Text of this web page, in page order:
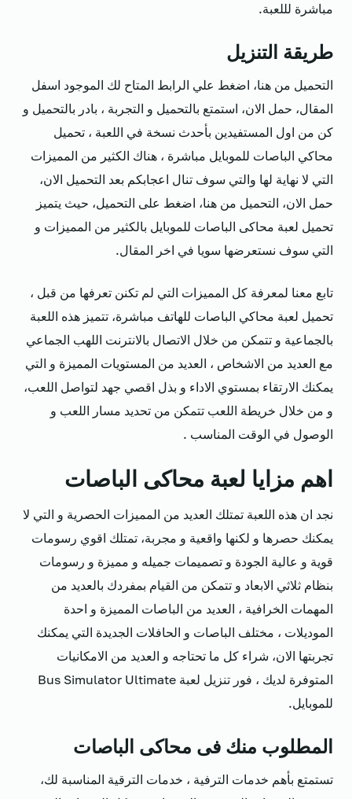
مباشرة لللعبة.
طريقة التنزيل
التحميل من هنا، اضغط علي الرابط المتاح لك الموجود اسفل
المقال، حمل الان، استمتع بالتحميل و التجربة ، بادر بالتحميل و
كن من اول المستفيدين بأحدث نسخة في اللعبة ، تحميل
محاكي الباصات للموبايل مباشرة ، هناك الكثير من المميزات
التي لا نهاية لها والتي سوف تنال اعجابكم بعد التحميل الان،
حمل الان، التحميل من هنا، اضغط على التحميل، حيث يتميز
تحميل لعبة محاكى الباصات للموبايل بالكثير من المميزات و
التي سوف نستعرضها سويا في اخر المقال.
تابع معنا لمعرفة كل المميزات التي لم تكنن تعرفها من قبل ،
تحميل لعبة محاكي الباصات للهاتف مباشرة، تتميز هذه اللعبة
بالجماعية و تتمكن من خلال الاتصال بالانترنت اللهب الجماعي
مع العديد من الاشخاص ، العديد من المستويات المميزة و التي
يمكنك الارتقاء بمستوي الاداء و بذل اقصي جهد لتواصل اللعب،
و من خلال خريطة اللعب تتمكن من تحديد مسار اللعب و
الوصول في الوقت المناسب .
اهم مزايا لعبة محاكى الباصات
نجد ان هذه اللعبة تمتلك العديد من المميزات الحصرية و التي لا
يمكنك حصرها و لكنها واقعية و مجربة، تمتلك اقوي رسومات
قوية و عالية الجودة و تصميمات جميله و مميزة و رسومات
بنظام ثلاثي الابعاد و تتمكن من القيام بمفردك بالعديد من
المهمات الخرافية ، العديد من الباصات المميزة و احدة
الموديلات ، مختلف الباصات و الحافلات الجديدة التي يمكنك
تجربتها الان، شراء كل ما تحتاجه و العديد من الامكانيات
المتوفرة لديك ، فور تنزيل لعبة Bus Simulator Ultimate
للموبايل.
المطلوب منك فى محاكى الباصات
تستمتع بأهم خدمات الترفية ، خدمات الترقية المناسبة لك،